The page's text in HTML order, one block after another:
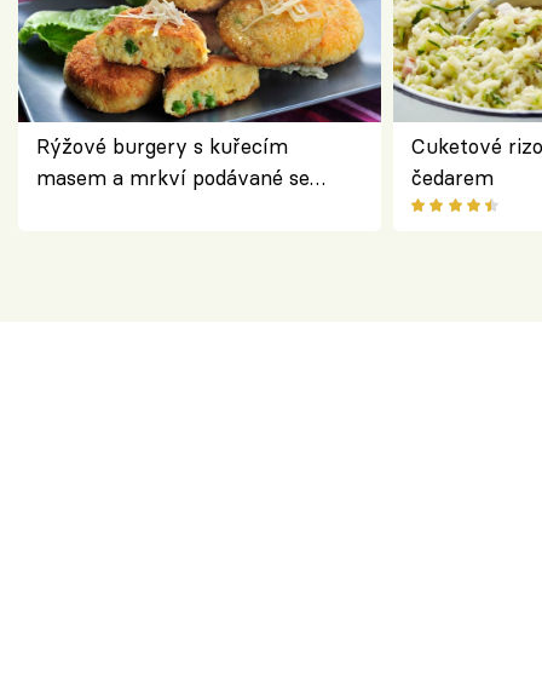
Rýžové burgery s kuřecím
masem a mrkví podávané se
Cuketové
čedarem